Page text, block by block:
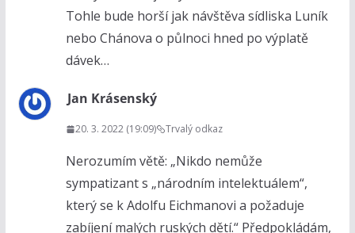
Tohle bude horší jak návštěva sídliska Luník
nebo Chánova o půlnoci hned po výplatě
dávek…
Jan Krásenský
20. 3. 2022 (19:09) Trvalý odkaz
Nerozumím větě: „Nikdo nemůže
sympatizant s „národním intelektuálem“,
který se k Adolfu Eichmanovi a požaduje
zabíjení malých ruských dětí.“ Předpokládám,